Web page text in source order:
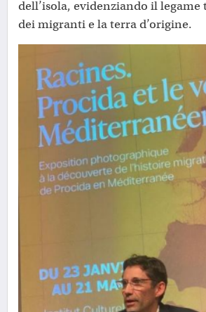
dell’isola, evidenziando il
dei migranti e la terra d’origine.